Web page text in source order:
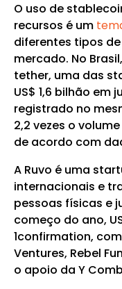
O uso de
recursos é um
diferentes tipos
mercado. No
tether, uma das
US$ 1,6 bilhão em
registrado no
2,2 vezes o
de acordo com
A Ruvo é uma
internacionais e
pessoas físicas e
começo do ano,
1confirmation,
Ventures, Rebel
o apoio da Y